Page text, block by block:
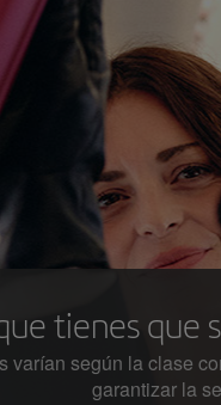
tienes que
varían según la clase
garantizar la